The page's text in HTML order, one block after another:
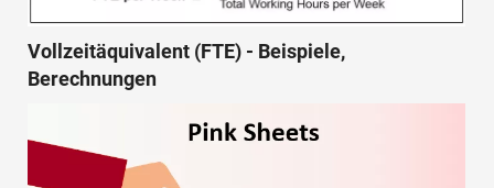
Vollzeitäquivalent (FTE) - Beispiele,
Berechnungen